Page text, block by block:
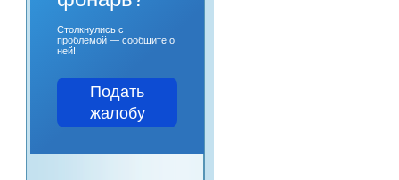
Столкнулись с
проблемой — сообщите о
ней!
Подать
жалобу